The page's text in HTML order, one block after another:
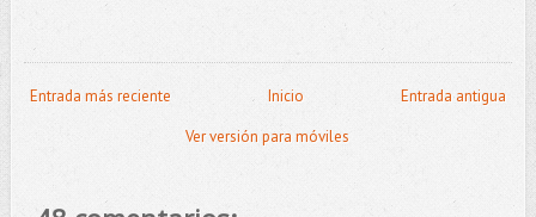
Entrada más reciente Entrada antigua
Inicio
Ver versión para móviles